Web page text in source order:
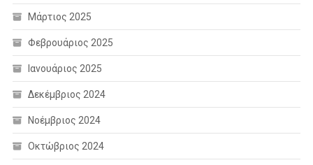
Μάρτιος 2025
Φεβρουάριος 2025
Ιανουάριος 2025
Δεκέμβριος 2024
Νοέμβριος 2024
Οκτώβριος 2024